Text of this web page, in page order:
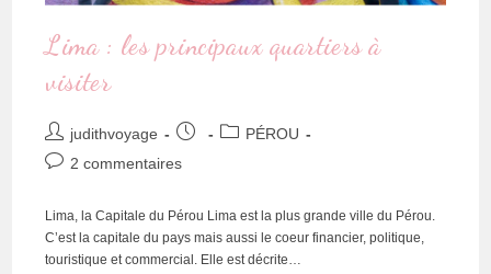
Lima : les principaux quartiers à
visiter
judithvoyage
PÉROU
2 commentaires
Lima, la Capitale du Pérou Lima est la plus grande ville du Pérou.
C’est la capitale du pays mais aussi le coeur financier, politique,
touristique et commercial. Elle est décrite…